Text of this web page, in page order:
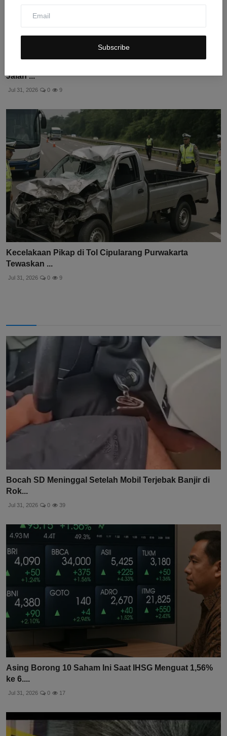
Subscribe
Jalan ...
Jul 31, 2026 0 9
Kecelakaan Pikap di Tol Cipularang Purwakarta
Tewaskan ...
Jul 31, 2026 0 9
Bocah SD Meninggal Setelah Mobil Terjebak Banjir di
Rok...
Jul 31, 2026 0 39
Asing Borong 10 Saham Ini Saat IHSG Menguat 1,56%
ke 6....
Jul 31, 2026 0 17